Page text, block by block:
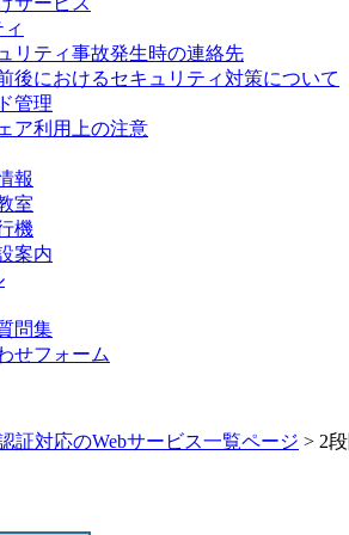
リティ事故発生時の連絡先
後におけるセキュリティ対策について
管理
ア利用上の注意
報
室
機
案内
問集
せフォーム
証対応のWebサービス一覧ページ > 2